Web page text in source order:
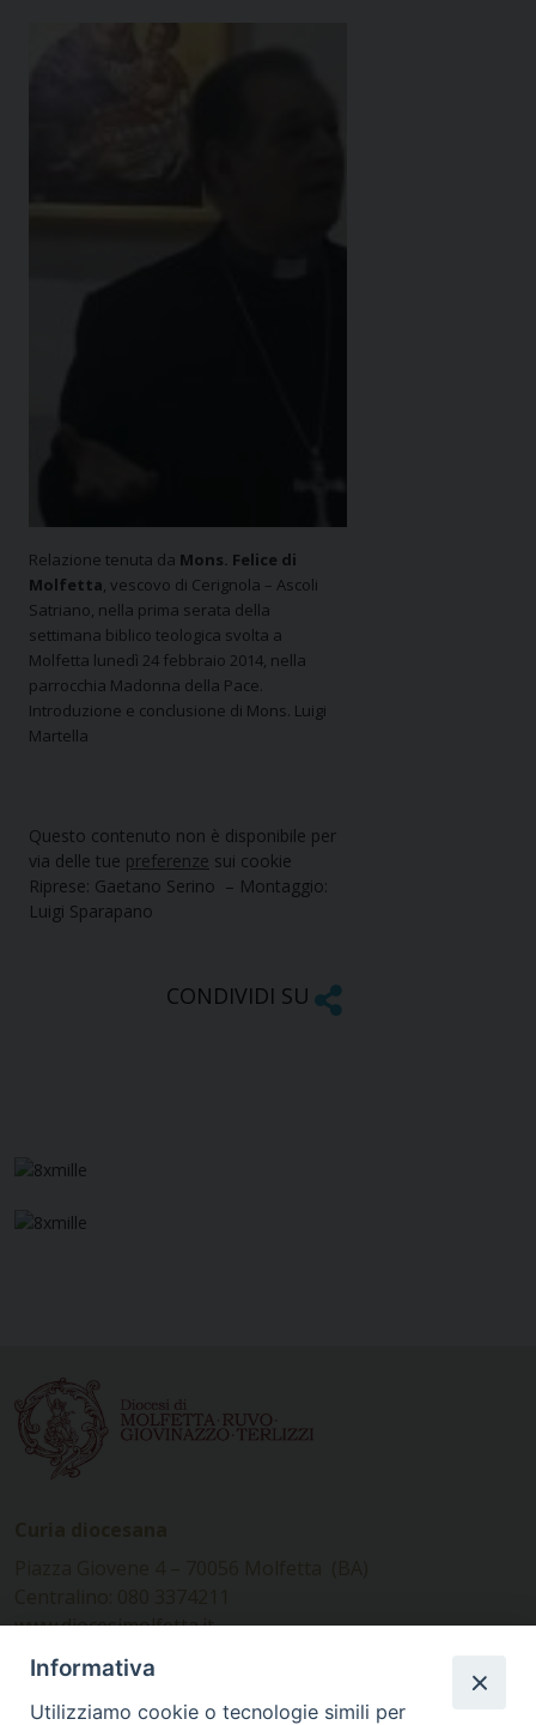
Relazione tenuta da Mons. Felice di
Molfetta, vescovo di Cerignola – Ascoli
Satriano, nella prima serata della
settimana biblico teologica svolta a
Molfetta lunedì 24 febbraio 2014, nella
parrocchia Madonna della Pace.
Introduzione e conclusione di Mons. Luigi
Martella
Questo contenuto non è disponibile per
via delle tue preferenze sui cookie
Riprese: Gaetano Serino – Montaggio:
Luigi Sparapano
CONDIVIDI SU
www.diocesimolfetta.it –
diocesimolfetta@pec.chiesacattolica.it
Informativa
Utilizziamo cookie o tecnologie simili per